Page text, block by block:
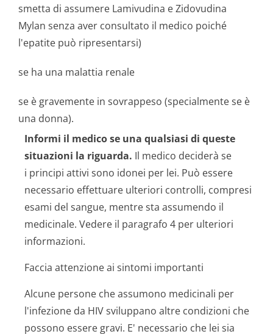
smetta di assumere Lamivudina e Zidovudina
Mylan senza aver consultato il medico poiché
l'epatite può ripresentarsi)
se ha una malattia renale
se è gravemente in sovrappeso (specialmente se è
una donna).
Informi il medico se una qualsiasi di queste
situazioni la riguarda. Il medico deciderà se
i principi attivi sono idonei per lei. Può essere
necessario effettuare ulteriori controlli, compresi
esami del sangue, mentre sta assumendo il
medicinale. Vedere il paragrafo 4 per ulteriori
informazioni.
Faccia attenzione ai sintomi importanti
Alcune persone che assumono medicinali per
l'infezione da HIV sviluppano altre condizioni che
possono essere gravi. E' necessario che lei sia